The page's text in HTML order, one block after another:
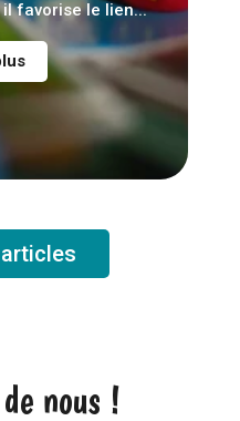
favorise le lien...
nous !